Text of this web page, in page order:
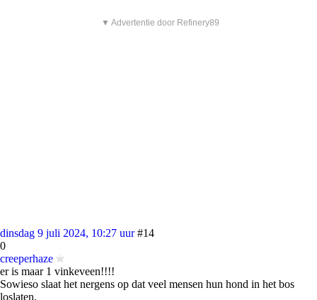
▼ Advertentie door Refinery89
dinsdag 9 juli 2024, 10:27 uur #14
0
creeperhaze
er is maar 1 vinkeveen!!!!
Sowieso slaat het nergens op dat veel mensen hun hond in het bos
loslaten.